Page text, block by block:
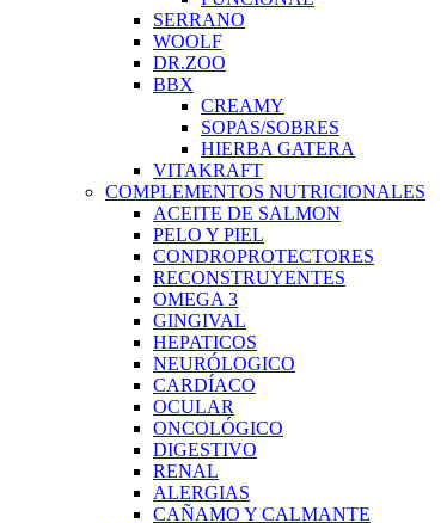
SERRANO
WOOLF
DR.ZOO
BBX
CREAMY
SOPAS/SOBRES
HIERBA GATERA
VITAKRAFT
COMPLEMENTOS NUTRICIONALES
ACEITE DE SALMON
PELO Y PIEL
CONDROPROTECTORES
RECONSTRUYENTES
OMEGA 3
GINGIVAL
HEPATICOS
NEURÓLOGICO
CARDÍACO
OCULAR
ONCOLÓGICO
DIGESTIVO
RENAL
ALERGIAS
CAÑAMO Y CALMANTE